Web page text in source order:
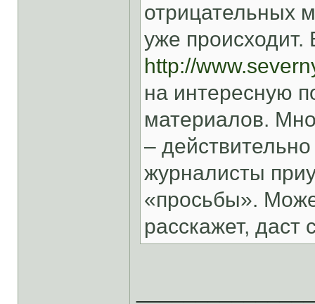
отрицательных
уже происходит.
http://
на интересную
материалов.
–
журналисты
«просьбы».
расскажет, даст